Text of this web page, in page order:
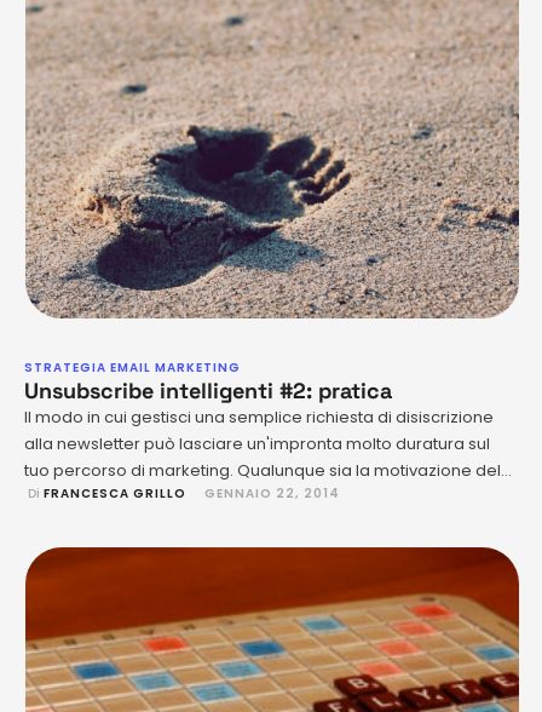
STRATEGIA EMAIL MARKETING
Unsubscribe intelligenti #2: pratica
Il modo in cui gestisci una semplice richiesta di disiscrizione
alla newsletter può lasciare un'impronta molto duratura sul
tuo percorso di marketing. Qualunque sia la motivazione del
tuo sottoscrittore per cancellarsi dalla tua newsletter, la tua
quell'utente avrà sul tuo brand da quel momento in
avanti. Paradossalmente …
Di FRANCESCA GRILLO GENNAIO 22, 2014